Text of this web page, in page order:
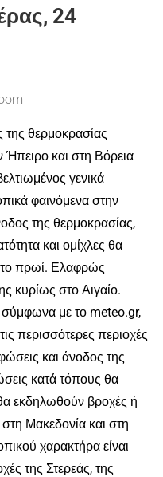
24
της θερμοκρασίας
Ήπειρο και στη Βόρεια
γενικά
φαινόμενα στην
της θερμοκρασίας,
και ομίχλες θα
το πρωί. Ελαφρώς
κυρίως στο Αιγαίο.
σύμφωνα με το meteo.gr,
περισσότερες περιοχές
και άνοδος της
κατά τόπους θα
εκδηλωθούν βροχές ή
Μακεδονία και στη
χαρακτήρα είναι
της Στερεάς, της